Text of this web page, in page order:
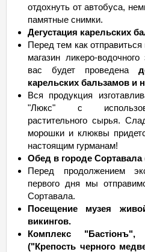
отдохнуть от автобуса,
памятные снимки.
Дегустация карельских
Перед тем как
магазин ликеро-
вас будет проведена
карельских бальзамов и
Вся продукция
"Люкс" с
растительного сырья.
морошки и клюквы
настоящим гурманам!
Обед в городе Сортавала
Перед продолжением
первого дня мы
Сортавала.
Посещение музея
викингов.
Комплекс "Бастiонъ",
("Крепость черного